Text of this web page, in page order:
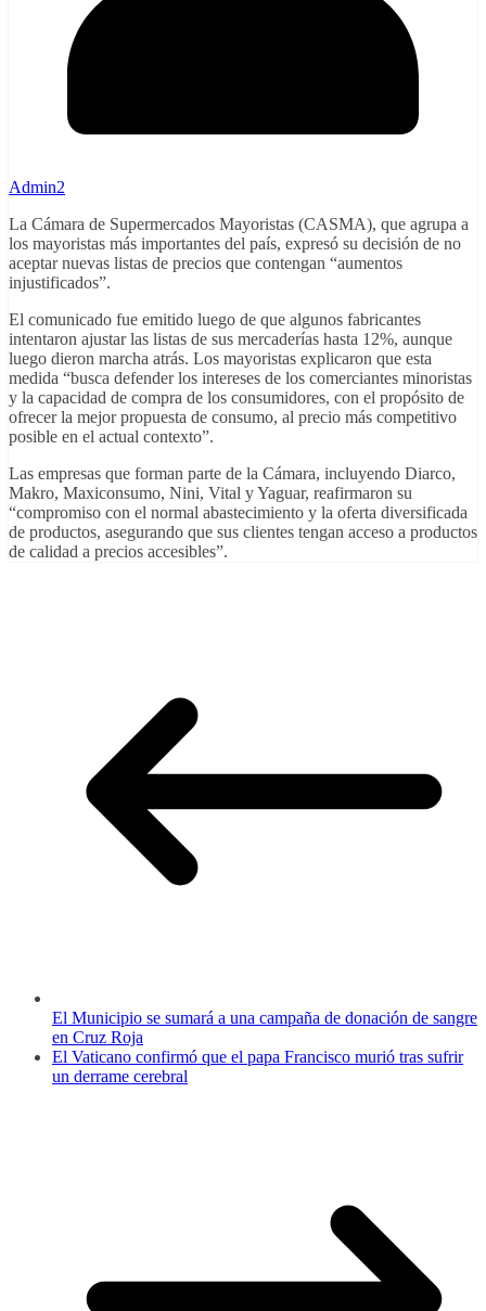
Admin2
La Cámara de Supermercados Mayoristas (CASMA), que agrupa a
los mayoristas más importantes del país, expresó su decisión de no
aceptar nuevas listas de precios que contengan “aumentos
injustificados”.
El comunicado fue emitido luego de que algunos fabricantes
intentaron ajustar las listas de sus mercaderías hasta 12%, aunque
luego dieron marcha atrás. Los mayoristas explicaron que esta
medida “busca defender los intereses de los comerciantes minoristas
y la capacidad de compra de los consumidores, con el propósito de
ofrecer la mejor propuesta de consumo, al precio más competitivo
posible en el actual contexto”.
Las empresas que forman parte de la Cámara, incluyendo Diarco,
Makro, Maxiconsumo, Nini, Vital y Yaguar, reafirmaron su
“compromiso con el normal abastecimiento y la oferta diversificada
de productos, asegurando que sus clientes tengan acceso a productos
de calidad a precios accesibles”.
El Municipio se sumará a una campaña de donación de sangre
en Cruz Roja
El Vaticano confirmó que el papa Francisco murió tras sufrir
un derrame cerebral